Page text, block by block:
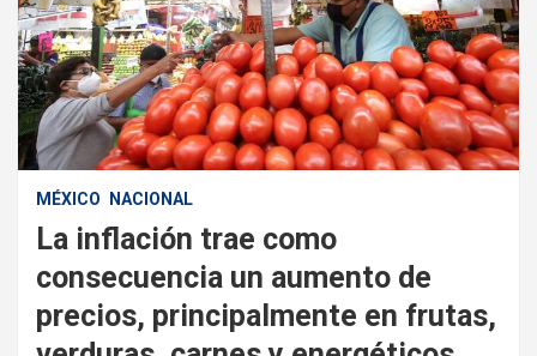
MÉXICO NACIONAL
La inflación trae como
consecuencia un aumento de
precios, principalmente en frutas,